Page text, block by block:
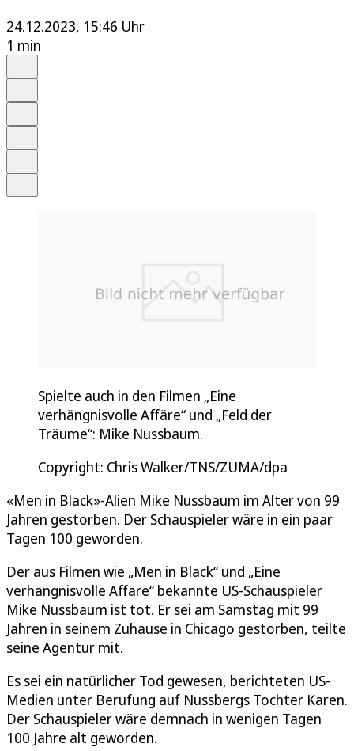
24.12.2023, 15:46 Uhr
1 min
Spielte auch in den Filmen „Eine
verhängnisvolle Affäre“ und „Feld der
Träume“: Mike Nussbaum.
Copyright: Chris Walker/TNS/ZUMA/dpa
«Men in Black»-Alien Mike Nussbaum im Alter von 99
Jahren gestorben. Der Schauspieler wäre in ein paar
Tagen 100 geworden.
Der aus Filmen wie „Men in Black“ und „Eine
verhängnisvolle Affäre“ bekannte US-Schauspieler
Mike Nussbaum ist tot. Er sei am Samstag mit 99
Jahren in seinem Zuhause in Chicago gestorben, teilte
seine Agentur mit.
Es sei ein natürlicher Tod gewesen, berichteten US-
Medien unter Berufung auf Nussbergs Tochter Karen.
Der Schauspieler wäre demnach in wenigen Tagen
100 Jahre alt geworden.